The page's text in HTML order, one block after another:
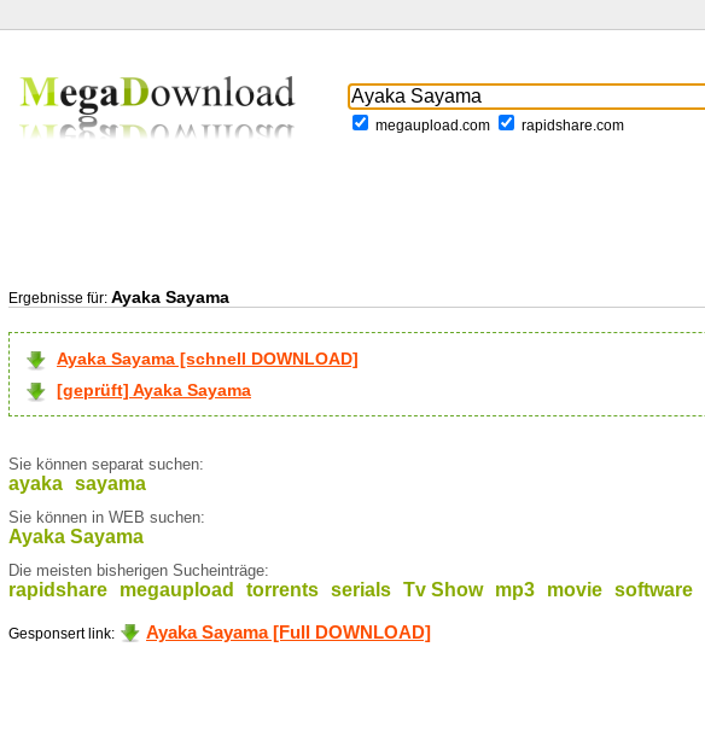
megaupload.com rapidshare.com
Ergebnisse für: Ayaka Sayama
Ayaka Sayama [schnell DOWNLOAD]
[geprüft] Ayaka Sayama
Sie können separat suchen:
ayaka sayama
Sie können in WEB suchen:
Ayaka Sayama
Die meisten bisherigen Sucheinträge:
rapidshare megaupload torrents serials Tv Show mp3 movie software
Gesponsert link: Ayaka Sayama [Full DOWNLOAD]